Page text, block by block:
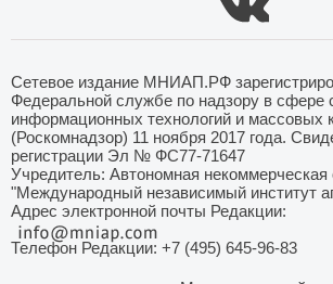
Сетевое издание МНИАП.РФ
Федеральной службе по надзору в сфере
информационных технологий и массовых
(Роскомнадзор) 11 ноября 2017 года.
регистрации Эл № ФС77-71647
Учредитель: Автономная некоммерческая
"Международный независимый институт
Адрес электронной почты Редакции:
Телефон Редакции: +7 (495) 645-96-83